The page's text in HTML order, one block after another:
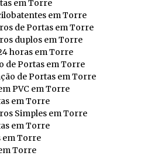
em Torre
em Torre
de Portas em Torre
duplos em Torre
horas em Torre
de Portas em Torre
de Portas em Torre
PVC em Torre
em Torre
Simples em Torre
em Torre
em Torre
Torre